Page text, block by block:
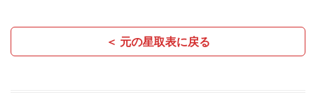
＜ 元の星取表に戻る